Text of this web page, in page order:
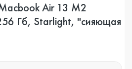
Air 13 M2
Гб, Starlight, "сияющая